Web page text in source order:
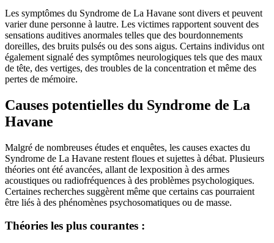
Les symptômes du Syndrome de La Havane sont divers et peuvent
varier dune personne à lautre. Les victimes rapportent souvent des
sensations auditives anormales telles que des bourdonnements
doreilles, des bruits pulsés ou des sons aigus. Certains individus ont
également signalé des symptômes neurologiques tels que des maux
de tête, des vertiges, des troubles de la concentration et même des
pertes de mémoire.
Causes potentielles du Syndrome de La
Havane
Malgré de nombreuses études et enquêtes, les causes exactes du
Syndrome de La Havane restent floues et sujettes à débat. Plusieurs
théories ont été avancées, allant de lexposition à des armes
acoustiques ou radiofréquences à des problèmes psychologiques.
Certaines recherches suggèrent même que certains cas pourraient
être liés à des phénomènes psychosomatiques ou de masse.
Théories les plus courantes :